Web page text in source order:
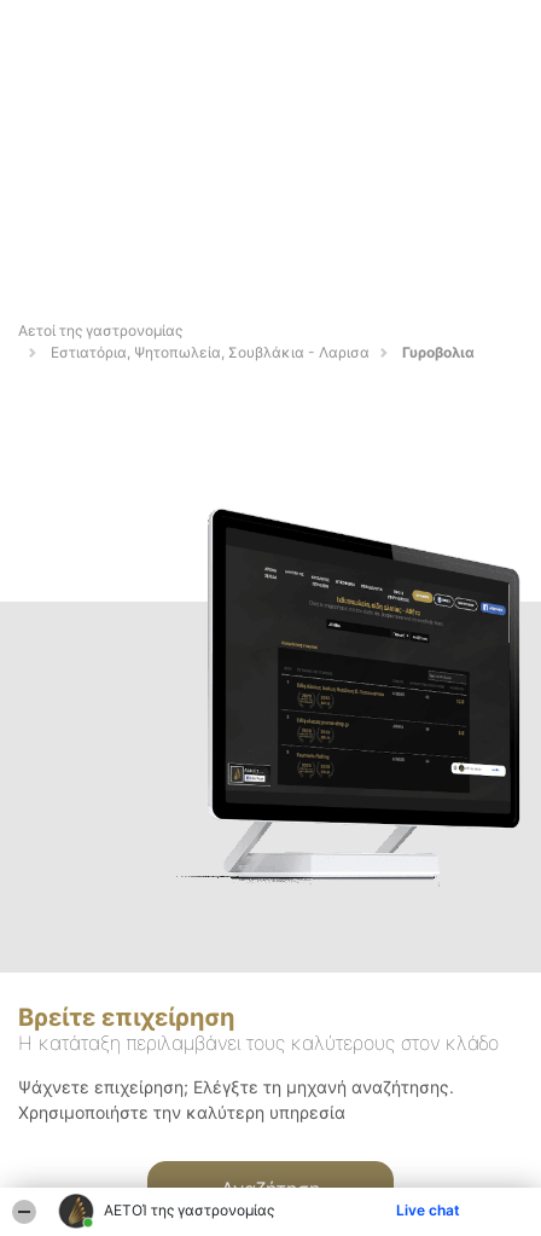
ΑΕΤΟΊ της γαστρονομίας Live chat
Αετοί της γαστρονομίας
Εστιατόρια, Ψητοπωλεία, Σουβλάκια - Λαρισα
Γυροβολια
Βρείτε επιχείρηση
Η κατάταξη περιλαμβάνει τους καλύτερους στον κλάδο
Ψάχνετε επιχείρηση; Ελέγξτε τη μηχανή αναζήτησης.
Χρησιμοποιήστε την καλύτερη υπηρεσία
Αναζήτηση